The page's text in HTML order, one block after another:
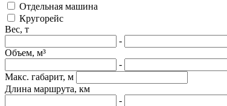
Отдельная машина
Кругорейс
Вес, т
-
Объем, м³
-
Макс. габарит, м
Длина маршрута, км
-